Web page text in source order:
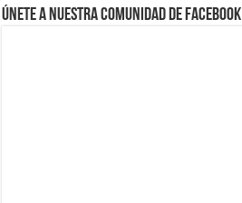
Únete a nuestra comunidad de Facebook